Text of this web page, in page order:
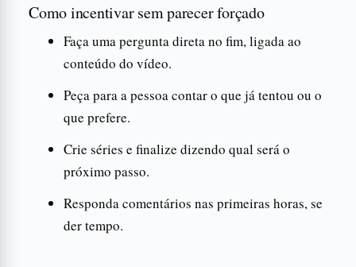
Como incentivar sem parecer forçado
Faça uma pergunta direta no fim, ligada ao
conteúdo do vídeo.
Peça para a pessoa contar o que já tentou ou o
que prefere.
Crie séries e finalize dizendo qual será o
próximo passo.
Responda comentários nas primeiras horas, se
der tempo.